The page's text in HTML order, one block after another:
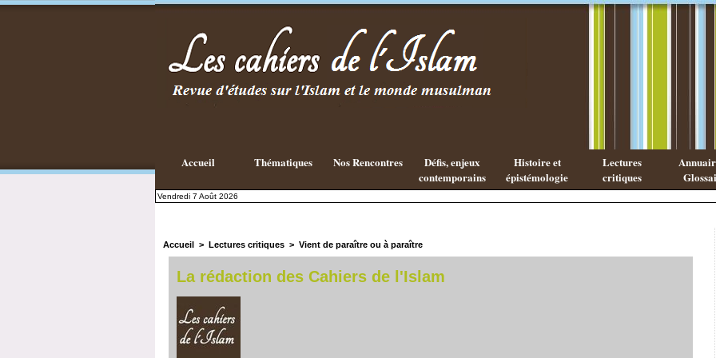
Existe-t-il
philosophie
Islamique ?
Accueil Thématiques Nos Rencontres
Défis, enjeux
contemporains
Histoire et
épistémologie
Lectures
critiques
Vendredi 7 Août 2026
Accueil > Lectures critiques > Vient de paraître ou à paraître
La rédaction des Cahiers de l'Islam